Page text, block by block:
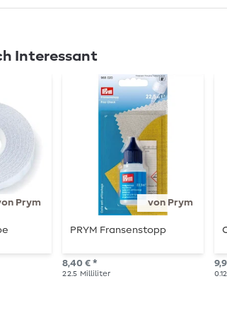
Interessant
Prym von Prym
PRYM Fransenstopp
8,40 € *
22.5 Milliliter